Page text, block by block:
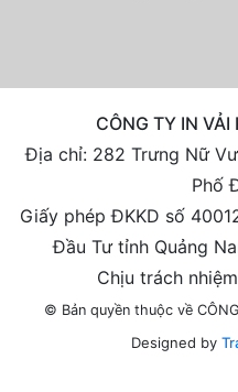
CÔNG TY IN
Địa chỉ: 282 Trưng Nữ
Phố
Giấy phép ĐKKD số
Đầu Tư tỉnh Quảng
Chịu trách
© Bản quyền thuộc về
Designed by